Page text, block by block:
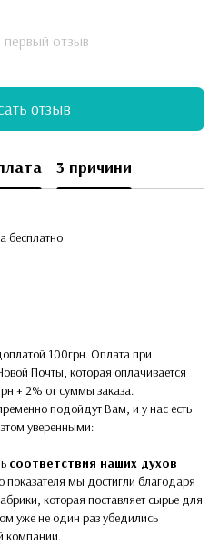
первый отзыв
отзыв
3 причини
бесплатно
100грн. Оплата при
Почты, которая оплачивается
+ 2% от суммы заказа.
подойдут Вам, и у нас есть
этом уверенными:
соответствия наших духов
показателя мы достигли благодаря
которая поставляет сырье для
уже не один раз убедились
компании.